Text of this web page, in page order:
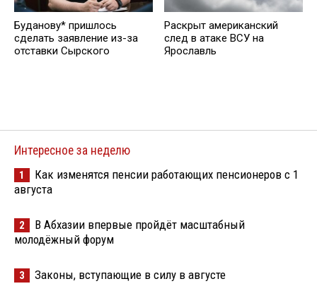
Буданову* пришлось
сделать заявление из-за
отставки Сырского
Раскрыт американский
след в атаке ВСУ на
Ярославль
Интересное за неделю
1
Как изменятся пенсии работающих пенсионеров с 1
августа
2
В Абхазии впервые пройдёт масштабный
молодёжный форум
3 Законы, вступающие в силу в августе